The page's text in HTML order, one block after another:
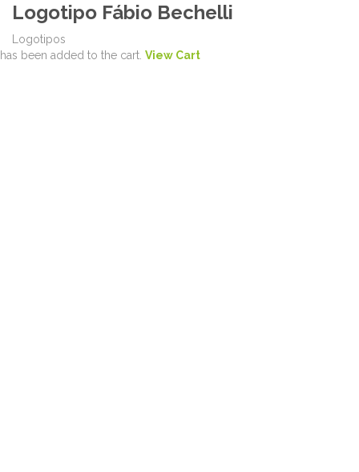
Logotipo Fábio Bechelli
Logotipos
has been added to the cart. View Cart